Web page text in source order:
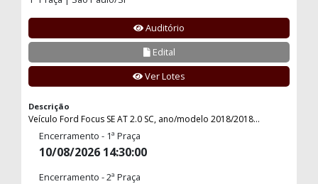
Auditório
Edital
Ver Lotes
Descrição
Veículo Ford Focus SE AT 2.0 SC, ano/modelo 2018/2018...
Encerramento - 1ª Praça
10/08/2026 14:30:00
Encerramento - 2ª Praça